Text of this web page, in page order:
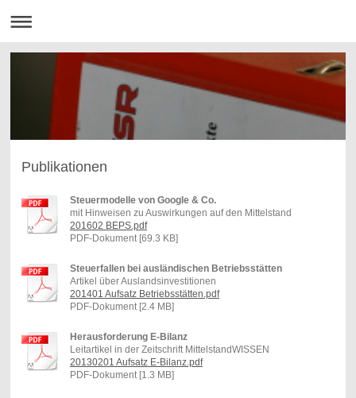
Publikationen
Steuermodelle von Google & Co.
mit Hinweisen zu Auswirkungen auf den Mittelstand
201602 BEPS.pdf
PDF-Dokument [69.3 KB]
Steuerfallen bei ausländischen Betriebsstätten
Artikel über Auslandsinvestitionen
201401 Aufsatz Betriebsstätten.pdf
PDF-Dokument [2.4 MB]
Herausforderung E-Bilanz
Leitartikel in der Zeitschrift MittelstandWISSEN
20130201 Aufsatz E-Bilanz.pdf
PDF-Dokument [1.3 MB]